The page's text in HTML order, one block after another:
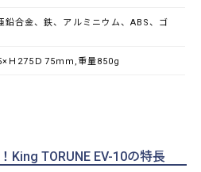
鉛合金、鉄、アルミニウム、ABS、ゴ
Ｈ275Ｄ75ｍｍ,重量850g
King TORUNE EV-10の特長